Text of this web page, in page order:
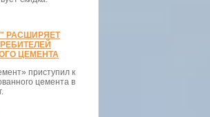
РАСШИРЯЕТ
ЦЕМЕНТА
приступил к
цемента в